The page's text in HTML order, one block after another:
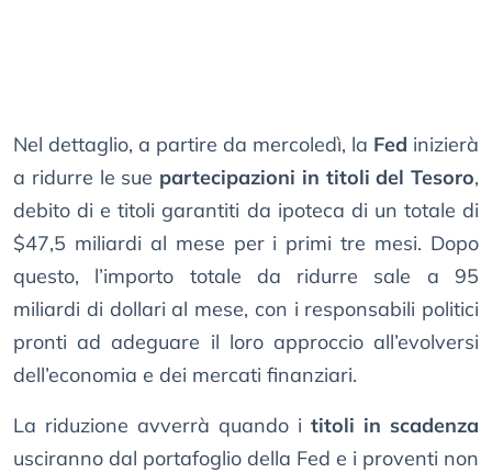
Nel dettaglio, a partire da mercoledì, la Fed inizierà
a ridurre le sue partecipazioni in titoli del Tesoro,
debito di e titoli garantiti da ipoteca di un totale di
$47,5 miliardi al mese per i primi tre mesi. Dopo
questo, l’importo totale da ridurre sale a 95
miliardi di dollari al mese, con i responsabili politici
pronti ad adeguare il loro approccio all’evolversi
dell’economia e dei mercati finanziari.
La riduzione avverrà quando i titoli in scadenza
usciranno dal portafoglio della Fed e i proventi non